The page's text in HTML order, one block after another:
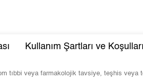
Kullanım Şartları ve Koşulları
tıbbi veya farmakolojik tavsiye, teşhis veya